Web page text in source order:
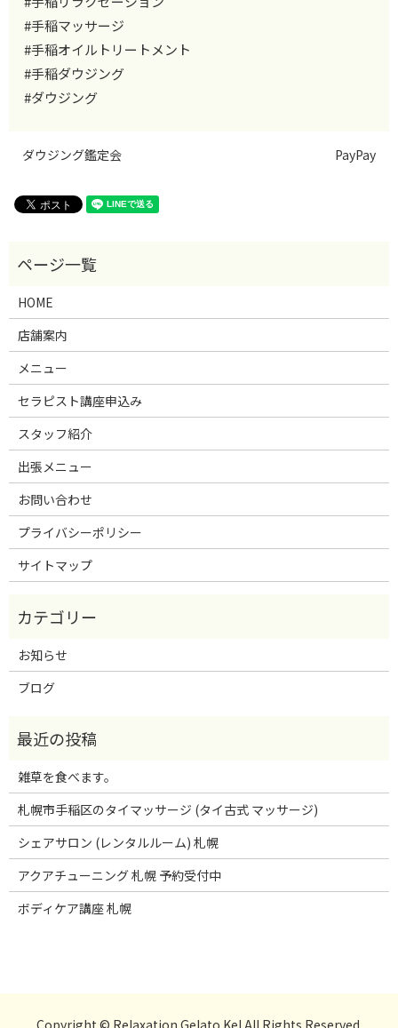
#手稲マッサージ
#手稲オイルトリートメント
#手稲ダウジング
#ダウジング
ダウジング鑑定会 PayPay
HOME
店舗案内
メニュー
セラピスト講座申込み
スタッフ紹介
出張メニュー
お問い合わせ
プライバシーポリシー
サイトマップ
お知らせ
ブログ
雑草を食べます。
札幌市手稲区のタイマッサージ (タイ古式 マッサージ)
シェアサロン (レンタルルーム) 札幌
アクアチューニング 札幌 予約受付中
ボディケア講座 札幌